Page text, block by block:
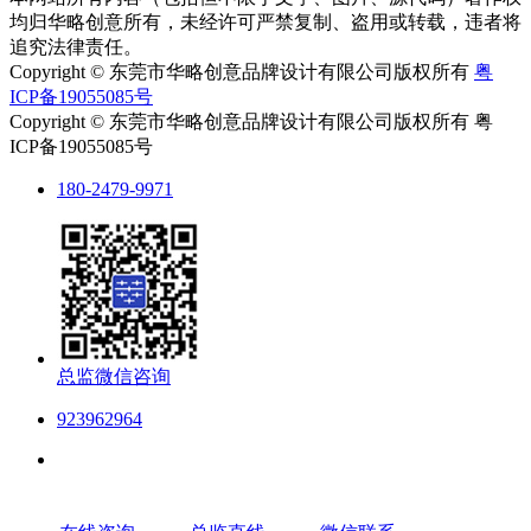
均归华略创意所有，未经许可严禁复制、盗用或转载，违者将
追究法律责任。
Copyright © 东莞市华略创意品牌设计有限公司版权所有 粤
ICP备19055085号
Copyright © 东莞市华略创意品牌设计有限公司版权所有 粤
ICP备19055085号
180-2479-9971
总监微信咨询
923962964